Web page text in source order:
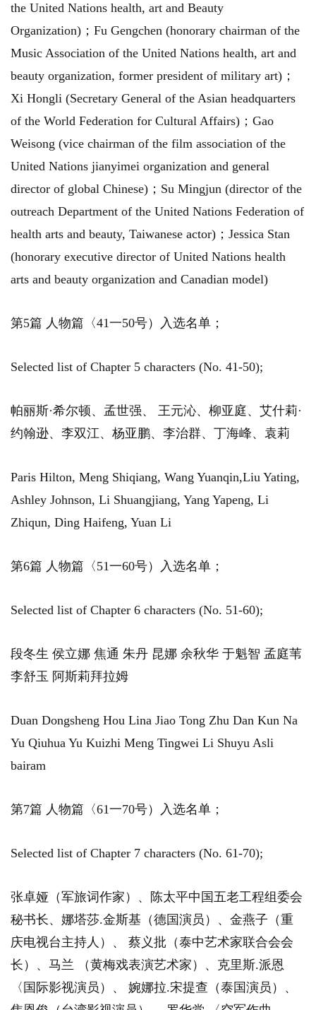
the United Nations health, art and Beauty
Organization)；Fu Gengchen (honorary chairman of the
Music Association of the United Nations health, art and
beauty organization, former president of military art)；
Xi Hongli (Secretary General of the Asian headquarters
of the World Federation for Cultural Affairs)；Gao
Weisong (vice chairman of the film association of the
United Nations jianyimei organization and general
director of global Chinese)；Su Mingjun (director of the
outreach Department of the United Nations Federation of
health arts and beauty, Taiwanese actor)；Jessica Stan
(honorary executive director of United Nations health
arts and beauty organization and Canadian model)
第5篇 人物篇〈41一50号）入选名单；
Selected list of Chapter 5 characters (No. 41-50);
帕丽斯·希尔顿、孟世强、 王元沁、柳亚庭、艾什莉·
约翰逊、李双江、杨亚鹏、李治群、丁海峰、袁莉
Paris Hilton, Meng Shiqiang, Wang Yuanqin,Liu Yating,
Ashley Johnson, Li Shuangjiang, Yang Yapeng, Li
Zhiqun, Ding Haifeng, Yuan Li
第6篇 人物篇〈51一60号）入选名单；
Selected list of Chapter 6 characters (No. 51-60);
段冬生 侯立娜 焦通 朱丹 昆娜 余秋华 于魁智 孟庭苇
李舒玉 阿斯莉拜拉姆
Duan Dongsheng Hou Lina Jiao Tong Zhu Dan Kun Na
Yu Qiuhua Yu Kuizhi Meng Tingwei Li Shuyu Asli
bairam
第7篇 人物篇〈61一70号）入选名单；
Selected list of Chapter 7 characters (No. 61-70);
张卓娅（军旅词作家）、陈太平中国五老工程组委会
秘书长、娜塔莎.金斯基（德国演员）、金燕子（重
庆电视台主持人）、 蔡义批（泰中艺术家联合会会
长）、马兰 （黄梅戏表演艺术家）、克里斯.派恩
〈国际影视演员）、 婉娜拉.宋提查（泰国演员）、